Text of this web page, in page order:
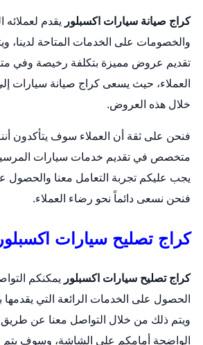
كراج صيانة سيارات اكسبلور يقدم
والخصومات على الخدمات المتاحة لدينا،
تقديم عروض مميزة بتكلفة رخيصة وفي
العملاء، حيث يسعى كراج صيانة سيارات
خلال هذه العروض.
فنحن على ثقة أن العملاء سوف يتأكدون
متخصص في تقديم خدمات سيارات
يجب عليكم تجربة التعامل معنا والحصول
فنحن نسعى دائماً نحو رضاء العملاء.
كراج تصليح سيارات اكسبلور
كراج تصليح سيارات اكسبلور يمكنكم
الحصول على الخدمات الرائعة التي
ويتم ذلك من خلال التواصل معنا عن
الواضحة أمامكم على الشاشة، وسوف يتم